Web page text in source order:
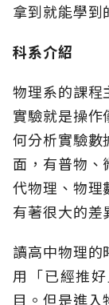
拿到就能學到
科系介紹
物理系的課程
實驗就是操作
何分析實驗數
面，有普物、
代物理、物
有著很大的差
讀高中物理的
用「已經推
目。但是進